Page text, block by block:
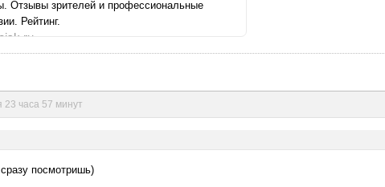
Отзывы зрителей и профессиональные
Рейтинг.
23 часа 57 минут
посмотришь)